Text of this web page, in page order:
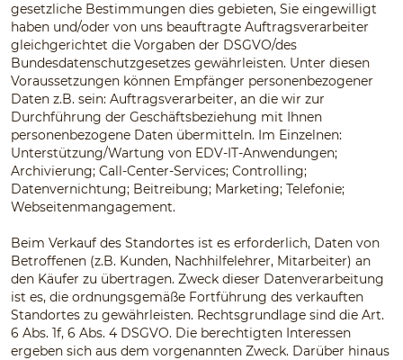
gesetzliche Bestimmungen dies gebieten, Sie eingewilligt
haben und/oder von uns beauftragte Auftragsverarbeiter
gleichgerichtet die Vorgaben der DSGVO/des
Bundesdatenschutzgesetzes gewährleisten. Unter diesen
Voraussetzungen können Empfänger personenbezogener
Daten z.B. sein: Auftragsverarbeiter, an die wir zur
Durchführung der Geschäftsbeziehung mit Ihnen
personenbezogene Daten übermitteln. Im Einzelnen:
Unterstützung/Wartung von EDV-IT-Anwendungen;
Archivierung; Call-Center-Services; Controlling;
Datenvernichtung; Beitreibung; Marketing; Telefonie;
Webseitenmangagement.
Beim Verkauf des Standortes ist es erforderlich, Daten von
Betroffenen (z.B. Kunden, Nachhilfelehrer, Mitarbeiter) an
den Käufer zu übertragen. Zweck dieser Datenverarbeitung
ist es, die ordnungsgemäße Fortführung des verkauften
Standortes zu gewährleisten. Rechtsgrundlage sind die Art.
6 Abs. 1f, 6 Abs. 4 DSGVO. Die berechtigten Interessen
ergeben sich aus dem vorgenannten Zweck. Darüber hinaus